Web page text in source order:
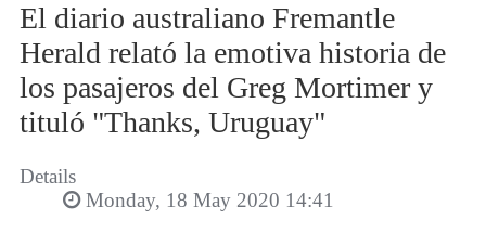
El diario australiano Fremantle
Herald relató la emotiva historia de
los pasajeros del Greg Mortimer y
tituló "Thanks, Uruguay"
Details
Monday, 18 May 2020 14:41